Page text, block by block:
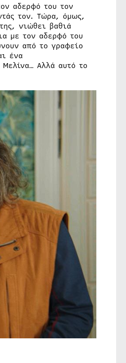
αδερφό του τον
τον. Τώρα, όμως,
νιώθει βαθιά
με τον αδερφό του
από το γραφείο
ένα
Αλλά αυτό το